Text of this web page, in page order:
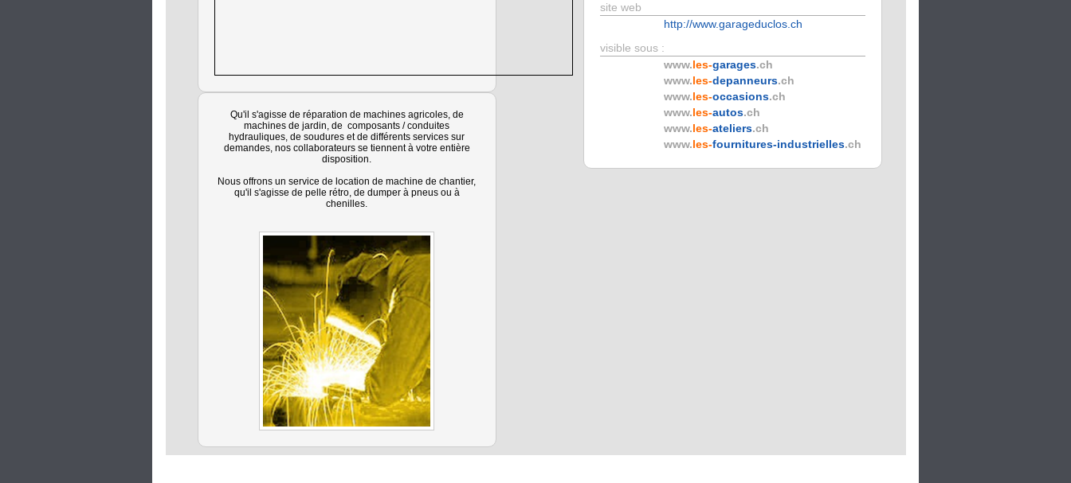
Qu'il s'agisse de réparation de machines agricoles, de
machines de jardin, de composants / conduites
hydrauliques, de soudures et de différents services sur
demandes, nos collaborateurs se tiennent à votre entière
disposition.
Nous offrons un service de location de machine de chantier,
qu'il s'agisse de pelle rétro, de dumper à pneus ou à
chenilles.
site web
http://www.garageduclos.ch
visible sous :
www.les-garages.ch
www.les-depanneurs.ch
www.les-occasions.ch
www.les-autos.ch
www.les-ateliers.ch
www.les-fournitures-industrielles.ch